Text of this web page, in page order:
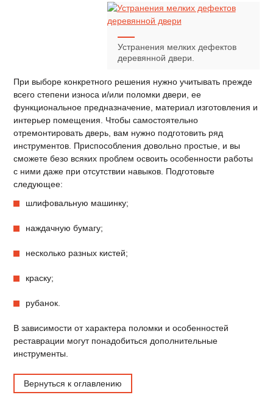
Устранения мелких дефектов
деревянной двери.
При выборе конкретного решения нужно учитывать прежде
всего степени износа и/или поломки двери, ее
функциональное предназначение, материал изготовления и
интерьер помещения. Чтобы самостоятельно
отремонтировать дверь, вам нужно подготовить ряд
инструментов. Приспособления довольно простые, и вы
сможете безо всяких проблем освоить особенности работы
с ними даже при отсутствии навыков. Подготовьте
следующее:
шлифовальную машинку;
наждачную бумагу;
несколько разных кистей;
краску;
рубанок.
В зависимости от характера поломки и особенностей
реставрации могут понадобиться дополнительные
инструменты.
Вернуться к оглавлению